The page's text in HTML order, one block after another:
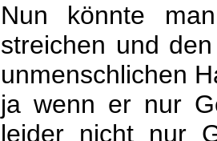
Nun könnte
streichen und
unmenschlichen
ja wenn er nur
leider nicht nur